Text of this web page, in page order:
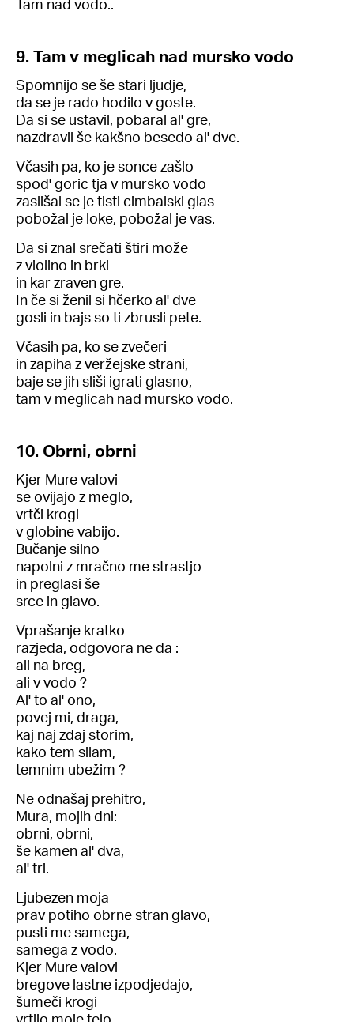
Tam nad vodo..
9. Tam v meglicah nad mursko vodo
Spomnijo se še stari ljudje,
da se je rado hodilo v goste.
Da si se ustavil, pobaral al' gre,
nazdravil še kakšno besedo al' dve.
Včasih pa, ko je sonce zašlo
spod' goric tja v mursko vodo
zaslišal se je tisti cimbalski glas
pobožal je loke, pobožal je vas.
Da si znal srečati štiri može
z violino in brki
in kar zraven gre.
In če si ženil si hčerko al' dve
gosli in bajs so ti zbrusli pete.
Včasih pa, ko se zvečeri
in zapiha z veržejske strani,
baje se jih sliši igrati glasno,
tam v meglicah nad mursko vodo.
10. Obrni, obrni
Kjer Mure valovi
se ovijajo z meglo,
vrtči krogi
v globine vabijo.
Bučanje silno
napolni z mračno me strastjo
in preglasi še
srce in glavo.
Vprašanje kratko
razjeda, odgovora ne da :
ali na breg,
ali v vodo ?
Al' to al' ono,
povej mi, draga,
kaj naj zdaj storim,
kako tem silam,
temnim ubežim ?
Ne odnašaj prehitro,
Mura, mojih dni:
obrni, obrni,
še kamen al' dva,
al' tri.
Ljubezen moja
prav potiho obrne stran glavo,
pusti me samega,
samega z vodo.
Kjer Mure valovi
bregove lastne izpodjedajo,
šumeči krogi